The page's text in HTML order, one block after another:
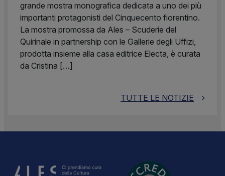
grande mostra monografica dedicata a uno dei più
importanti protagonisti del Cinquecento fiorentino.
La mostra promossa da Ales – Scuderie del
Quirinale in partnership con le Gallerie degli Uffizi,
prodotta insieme alla casa editrice Electa, è curata
da Cristina […]
TUTTE LE NOTIZIE